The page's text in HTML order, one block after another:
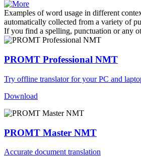
Examples of word usage in different
automatically collected from a variety of
If you find a spelling, punctuation or any
PROMT Professional NMT
Try offline translator for your PC and
Download
PROMT Master NMT
Accurate document translation